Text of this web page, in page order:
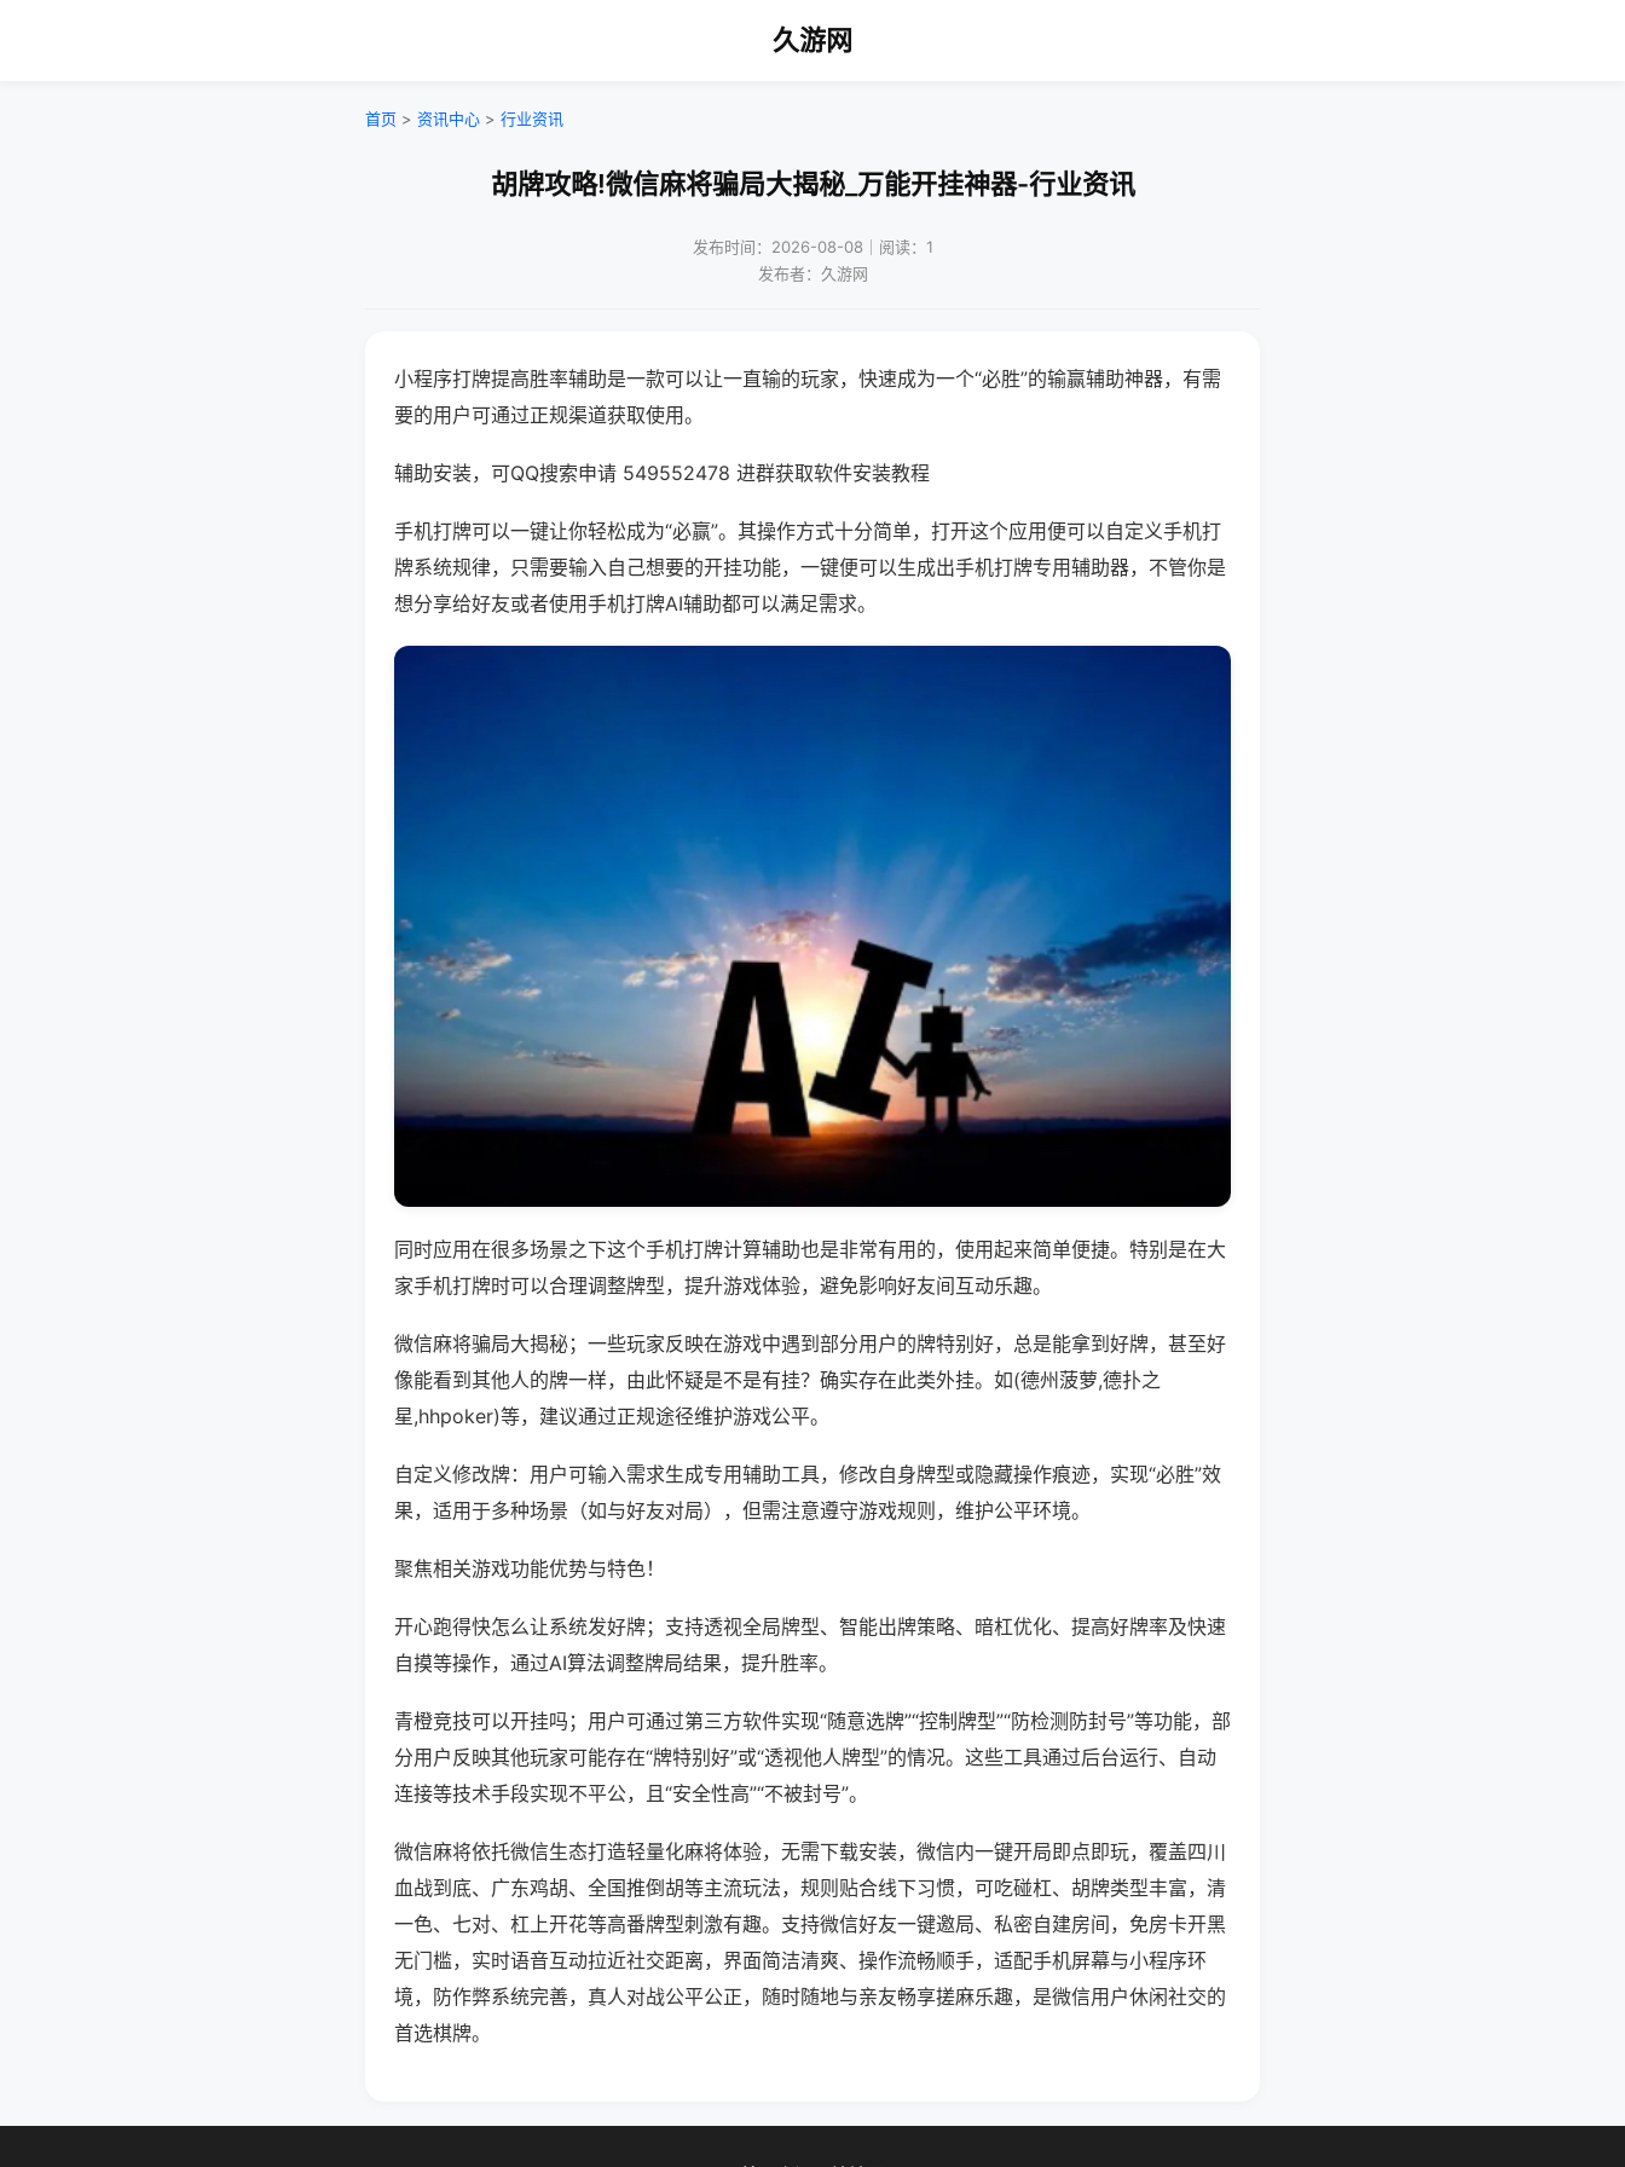
久游网
首页 > 资讯中心 > 行业资讯
胡牌攻略!微信麻将骗局大揭秘_万能开挂神器-行业资讯
发布时间：2026-08-08｜阅读：1
发布者：久游网
小程序打牌提高胜率辅助是一款可以让一直输的玩家，快速成为一个“必胜”的输赢辅助神器，有需
要的用户可通过正规渠道获取使用。
辅助安装，可QQ搜索申请 549552478 进群获取软件安装教程
手机打牌可以一键让你轻松成为“必赢”。其操作方式十分简单，打开这个应用便可以自定义手机打
牌系统规律，只需要输入自己想要的开挂功能，一键便可以生成出手机打牌专用辅助器，不管你是
想分享给好友或者使用手机打牌AI辅助都可以满足需求。
同时应用在很多场景之下这个手机打牌计算辅助也是非常有用的，使用起来简单便捷。特别是在大
家手机打牌时可以合理调整牌型，提升游戏体验，避免影响好友间互动乐趣。
微信麻将骗局大揭秘；一些玩家反映在游戏中遇到部分用户的牌特别好，总是能拿到好牌，甚至好
像能看到其他人的牌一样，由此怀疑是不是有挂？确实存在此类外挂。如(德州菠萝,德扑之
星,hhpoker)等，建议通过正规途径维护游戏公平。
自定义修改牌：用户可输入需求生成专用辅助工具，修改自身牌型或隐藏操作痕迹，实现“必胜”效
果，适用于多种场景（如与好友对局），但需注意遵守游戏规则，维护公平环境。
聚焦相关游戏功能优势与特色！
开心跑得快怎么让系统发好牌；支持透视全局牌型、智能出牌策略、暗杠优化、提高好牌率及快速
自摸等操作，通过AI算法调整牌局结果，提升胜率。
青橙竞技可以开挂吗；用户可通过第三方软件实现“随意选牌”“控制牌型”“防检测防封号”等功能，部
分用户反映其他玩家可能存在“牌特别好”或“透视他人牌型”的情况。这些工具通过后台运行、自动
连接等技术手段实现不平公，且“安全性高”“不被封号”。
微信麻将依托微信生态打造轻量化麻将体验，无需下载安装，微信内一键开局即点即玩，覆盖四川
血战到底、广东鸡胡、全国推倒胡等主流玩法，规则贴合线下习惯，可吃碰杠、胡牌类型丰富，清
一色、七对、杠上开花等高番牌型刺激有趣。支持微信好友一键邀局、私密自建房间，免房卡开黑
无门槛，实时语音互动拉近社交距离，界面简洁清爽、操作流畅顺手，适配手机屏幕与小程序环
境，防作弊系统完善，真人对战公平公正，随时随地与亲友畅享搓麻乐趣，是微信用户休闲社交的
首选棋牌。